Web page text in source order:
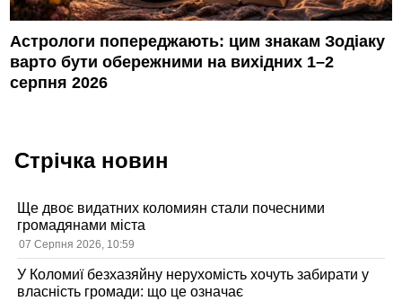
Астрологи попереджають: цим знакам Зодіаку
варто бути обережними на вихідних 1–2
серпня 2026
Стрічка новин
Ще двоє видатних коломиян стали почесними
громадянами міста
07 Серпня 2026, 10:59
У Коломиї безхазяйну нерухомість хочуть забирати у
власність громади: що це означає